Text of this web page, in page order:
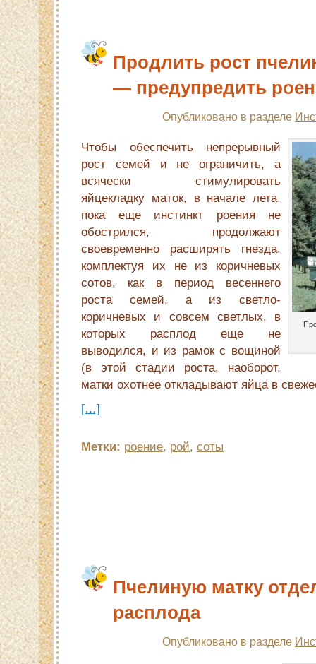
Продлить рост
— предупредить
Опубликовано в разделе
Чтобы обеспе­чить непрерывный
рост семей и не ограничить, а
всячески стимулировать
яйцекладку маток, в начале лета,
пока еще инстинкт роения не
обострился, продолжают
своевременно расширять гнезда,
комплектуя их не из коричневых
сотов, как в период весеннего
роста семей, а из светло-
коричневых и совсем светлых, в
которых расплод еще не
выводился, и из рамок с вощиной
(в этой стадии роста, наоборот,
матки охот­нее откладывают яйца в
[…]
Метки: роение, рой, соты
Пчелиную матку
расплода
Опубликовано в разделе